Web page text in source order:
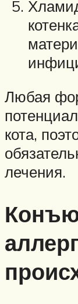
Любая
кота,
лечения.